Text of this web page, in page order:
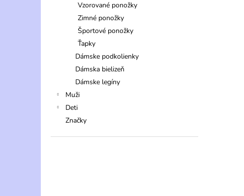
Vzorované ponožky
Zimné ponožky
Športové ponožky
Ťapky
Dámske podkolienky
Dámska bielizeň
Dámske legíny
Muži
Deti
Značky